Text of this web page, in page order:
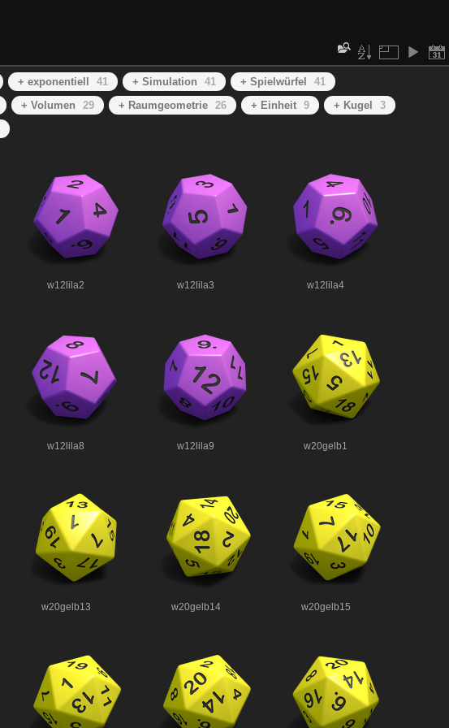
+ exponentiell 41 + Simulation 41 + Spielwürfel
41
+ Volumen 29 + Raumgeometrie 26 + Einheit 9 + Kugel
3
w12lila2 w12lila3 w12lila4
w12lila8 w12lila9 w20gelb1
w20gelb13 w20gelb14 w20gelb15